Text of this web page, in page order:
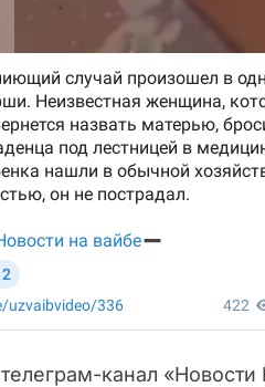
телеграм-канал